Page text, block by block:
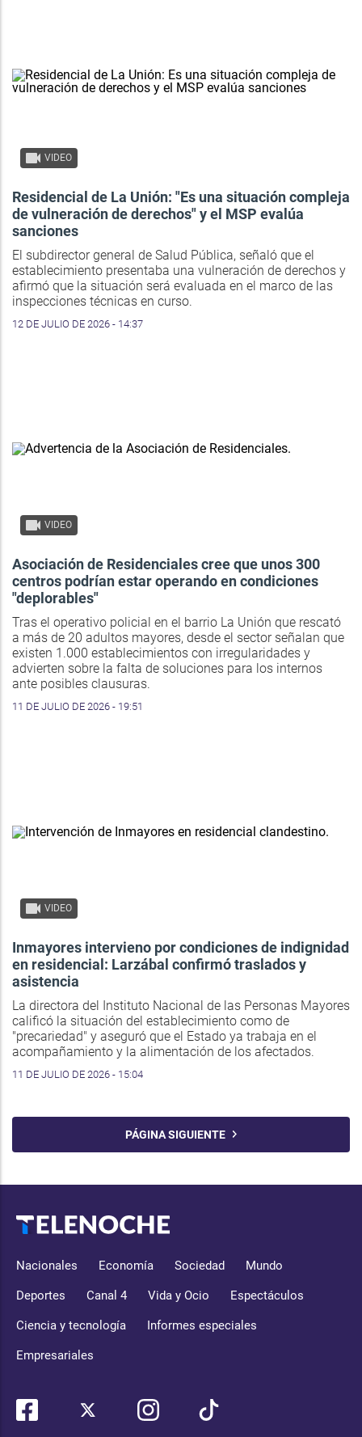
VIDEO
Residencial de La Unión: "Es una situación compleja
de vulneración de derechos" y el MSP evalúa
sanciones
El subdirector general de Salud Pública, señaló que el
establecimiento presentaba una vulneración de derechos y
afirmó que la situación será evaluada en el marco de las
inspecciones técnicas en curso.
12 DE JULIO DE 2026 - 14:37
VIDEO
Asociación de Residenciales cree que unos 300
centros podrían estar operando en condiciones
"deplorables"
Tras el operativo policial en el barrio La Unión que rescató
a más de 20 adultos mayores, desde el sector señalan que
existen 1.000 establecimientos con irregularidades y
advierten sobre la falta de soluciones para los internos
ante posibles clausuras.
11 DE JULIO DE 2026 - 19:51
VIDEO
Inmayores intervieno por condiciones de indignidad
en residencial: Larzábal confirmó traslados y
asistencia
La directora del Instituto Nacional de las Personas Mayores
calificó la situación del establecimiento como de
"precariedad" y aseguró que el Estado ya trabaja en el
acompañamiento y la alimentación de los afectados.
11 DE JULIO DE 2026 - 15:04
PÁGINA SIGUIENTE
Nacionales Economía Sociedad Mundo
Deportes Canal 4 Vida y Ocio Espectáculos
Ciencia y tecnología Informes especiales
Empresariales